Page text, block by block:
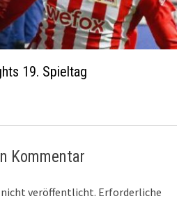
19. Spieltag
Kommentar
nicht veröffentlicht. Erforderliche